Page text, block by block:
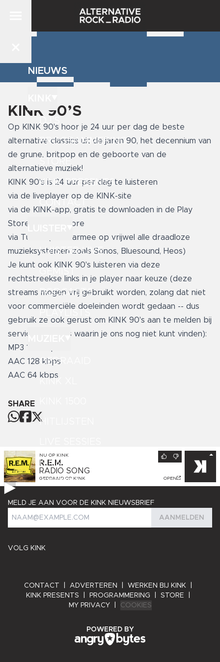
NIEUWS
PROGRAMMERING
STORE
KINK PRESENTS
CONTACT
LUISTER LIVE
PODCASTS
GEDRAAID
KINK XL
HITLIJSTEN
KINK PRESENTS
AGENDA
KINK 90’S
Op KINK 90's hoor je 24 uur per dag de beste
alternative classics uit de jaren 90, het decennium van
de grune, britpop en de geboorte van de
alternatieve muziek!
KINK 90's is 24 uur per dag te luisteren
via de liveplayer op de KINK-site
via de KINK-app, gratis te downloaden in de Play
Store
App Store
via TuneIn
(en daarmee op vrijwel alle draadloze
muzieksystemen zoals Sonos, Bluesound, Heos)
Je kunt ook KINK 90's luisteren via deze
rechtstreekse links in je player naar keuze (deze
streams mogen vrij gebruikt worden, zolang dat niet
voor commerciële doeleinden wordt gedaan -- dus
gebruik ze ook gerust om KINK 90's aan te melden bij
services of apps waarin je ons nog niet kunt vinden):
MP3 192 kbps
AAC 128 kbps
AAC 64 kbps
SHARE
NU OP KINK
R.E.M.
RADIO SONG
GEDRAAID OP KINK OPEN
VOLG KINK
MELD JE AAN VOOR DE KINK NIEUWSBRIEF
AANMELDEN
CONTACT ADVERTEREN WERKEN BIJ KINK
KINK PRESENTS
PROGRAMMERING STORE
MY PRIVACY
COOKIES
POWERED BYANGRY BYTES